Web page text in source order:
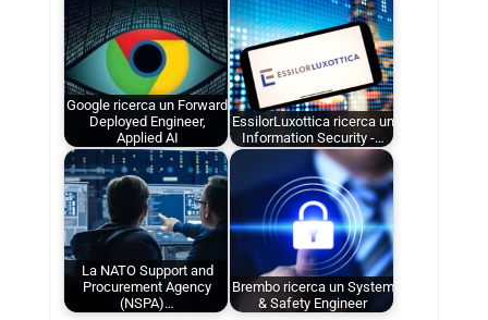
Google ricerca un Forward
Deployed Engineer,
Applied AI
EssilorLuxottica ricerca un
Information Security -…
La NATO Support and
Procurement Agency
(NSPA)…
Brembo ricerca un System
& Safety Engineer